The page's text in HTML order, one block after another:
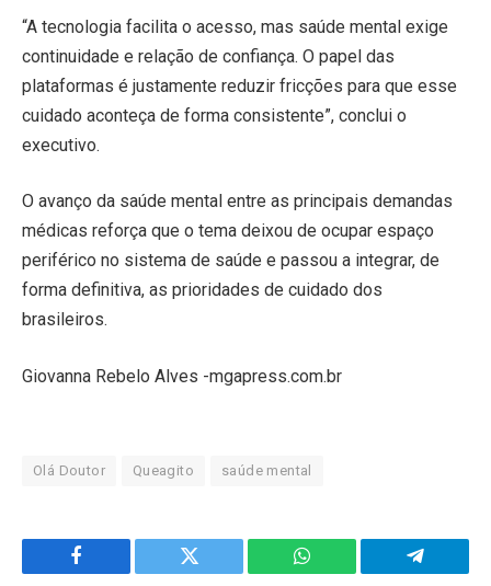
“A tecnologia facilita o acesso, mas saúde mental exige
continuidade e relação de confiança. O papel das
plataformas é justamente reduzir fricções para que esse
cuidado aconteça de forma consistente”, conclui o
executivo.
O avanço da saúde mental entre as principais demandas
médicas reforça que o tema deixou de ocupar espaço
periférico no sistema de saúde e passou a integrar, de
forma definitiva, as prioridades de cuidado dos
brasileiros.
Giovanna Rebelo Alves -mgapress.com.br
Olá Doutor Queagito saúde mental
Facebook Twitter WhatsApp Telegram